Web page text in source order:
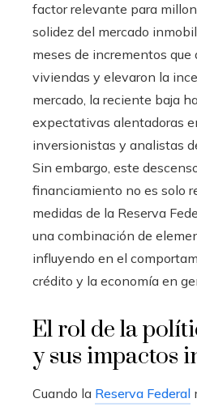
factor relevante para
solidez del mercado
meses de incrementos
viviendas y elevaron la
mercado, la reciente baja
expectativas alentadoras
inversionistas y analistas
Sin embargo, este
financiamiento no es solo
medidas de la Reserva
una combinación de
influyendo en el
crédito y la economía en
El rol de la
y sus impactos
Cuando la Reserva Federal